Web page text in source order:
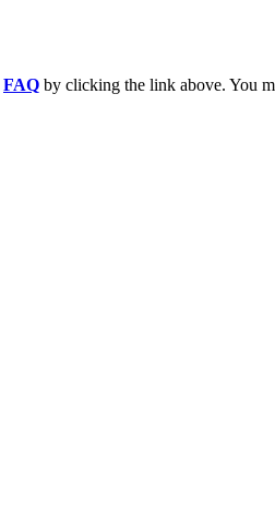
FAQ by clicking the link above. You